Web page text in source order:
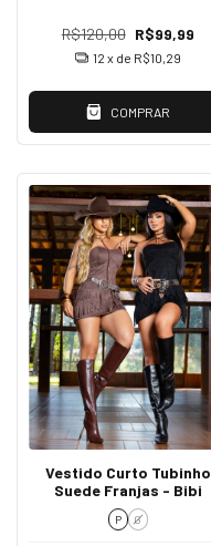
R$120,00 R$99,99
12 x de R$10,29
COMPRAR
Vestido Curto Tubinho
Suede Franjas - Bibi
P G